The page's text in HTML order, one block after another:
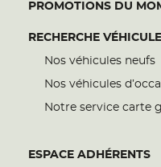
PROMOTIONS DU
RECHERCHE
Nos véhicules neufs
Nos véhicules
Notre service carte
ESPACE ADHÉRENTS